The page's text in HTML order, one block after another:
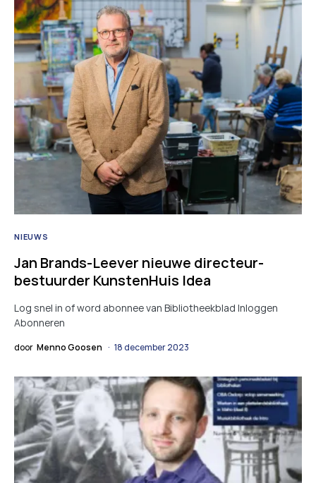
NIEUWS
Jan Brands-Leever nieuwe directeur-
bestuurder KunstenHuis Idea
Log snel in of word abonnee van Bibliotheekblad Inloggen
Abonneren
door Menno Goosen 18 december 2023